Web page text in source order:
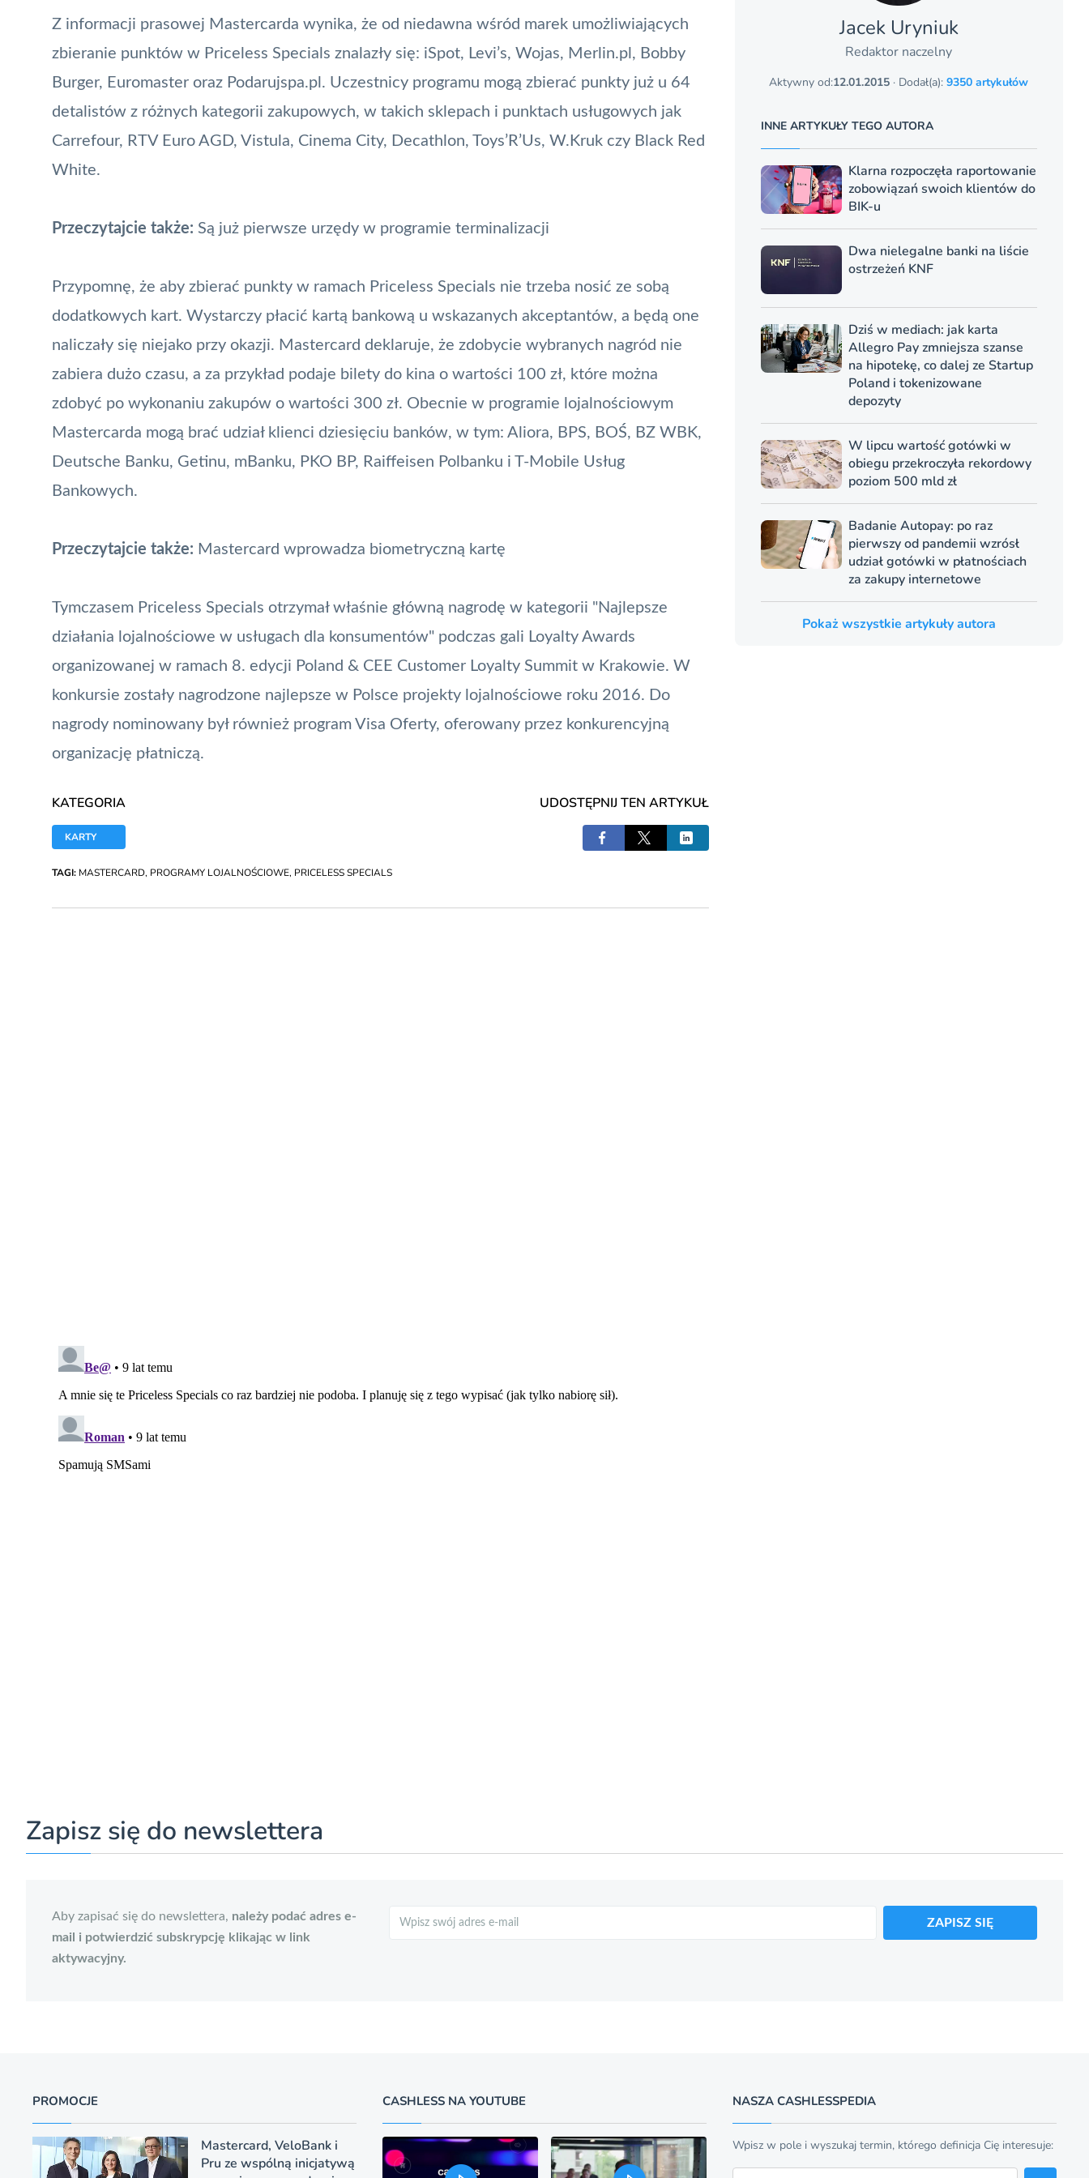
Z informacji prasowej Mastercarda wynika, że od niedawna wśród marek umożliwiających
zbieranie punktów w Priceless Specials znalazły się: iSpot, Levi’s, Wojas, Merlin.pl, Bobby
Burger, Euromaster oraz Podarujspa.pl. Uczestnicy programu mogą zbierać punkty już u 64
detalistów z różnych kategorii zakupowych, w takich sklepach i punktach usługowych jak
Carrefour, RTV Euro AGD, Vistula, Cinema City, Decathlon, Toys’R’Us, W.Kruk czy Black Red
White.
Przeczytajcie także: Są już pierwsze urzędy w programie terminalizacji
Przypomnę, że aby zbierać punkty w ramach Priceless Specials nie trzeba nosić ze sobą
dodatkowych kart. Wystarczy płacić kartą bankową u wskazanych akceptantów, a będą one
naliczały się niejako przy okazji. Mastercard deklaruje, że zdobycie wybranych nagród nie
zabiera dużo czasu, a za przykład podaje bilety do kina o wartości 100 zł, które można
zdobyć po wykonaniu zakupów o wartości 300 zł. Obecnie w programie lojalnościowym
Mastercarda mogą brać udział klienci dziesięciu banków, w tym: Aliora, BPS, BOŚ, BZ WBK,
Deutsche Banku, Getinu, mBanku, PKO BP, Raiffeisen Polbanku i T-Mobile Usług
Bankowych.
Przeczytajcie także: Mastercard wprowadza biometryczną kartę
Tymczasem Priceless Specials otrzymał właśnie główną nagrodę w kategorii "Najlepsze
działania lojalnościowe w usługach dla konsumentów" podczas gali Loyalty Awards
organizowanej w ramach 8. edycji Poland & CEE Customer Loyalty Summit w Krakowie. W
konkursie zostały nagrodzone najlepsze w Polsce projekty lojalnościowe roku 2016. Do
nagrody nominowany był również program Visa Oferty, oferowany przez konkurencyjną
organizację płatniczą.
KATEGORIA
KARTY
UDOSTĘPNIJ TEN ARTYKUŁ
TAGI: MASTERCARD, PROGRAMY LOJALNOŚCIOWE, PRICELESS SPECIALS
Jacek Uryniuk
Redaktor naczelny
Aktywny od:12.01.2015 · Dodał(a):9350 artykułów
INNE ARTYKUŁY TEGO AUTORA
Klarna rozpoczęła raportowanie
zobowiązań swoich klientów do
BIK-u
Dwa nielegalne banki na liście
ostrzeżeń KNF
Dziś w mediach: jak karta
Allegro Pay zmniejsza szanse
na hipotekę, co dalej ze Startup
Poland i tokenizowane
depozyty
W lipcu wartość gotówki w
obiegu przekroczyła rekordowy
poziom 500 mld zł
Badanie Autopay: po raz
pierwszy od pandemii wzrósł
udział gotówki w płatnościach
za zakupy internetowe
Pokaż wszystkie artykuły autora
Zapisz się do newslettera
Aby zapisać się do newslettera, należy podać adres e-
mail i potwierdzić subskrypcję klikając w link
aktywacyjny.
ZAPISZ SIĘ
PROMOCJE
Mastercard, VeloBank i
Pru ze wspólną inicjatywą
CASHLESS NA YOUTUBE NASZA CASHLESSPEDIA
Wpisz w pole i wyszukaj termin, którego definicja Cię interesuje: